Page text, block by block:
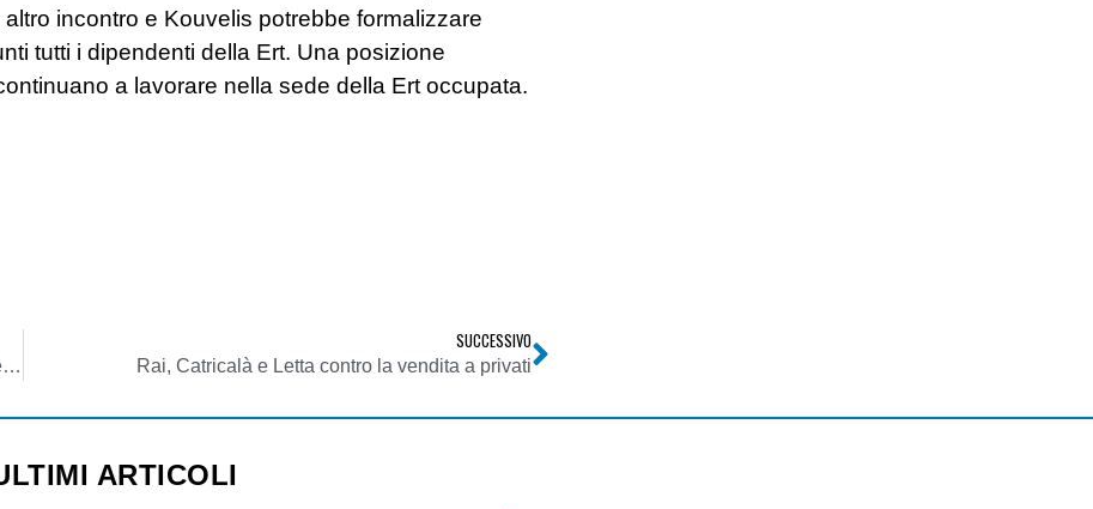
incontro e Kouvelis potrebbe formalizzare
tutti i dipendenti della Ert. Una posizione
a lavorare nella sede della Ert occupata.
DTT. Dopo un più che positivo test di qualche mese, parte ufficialmente m2o Tv, spin-off della radio dance de L’Espresso
SUCCESSIVO
Rai, Catricalà e Letta contro la vendita a privati
ARTICOLI